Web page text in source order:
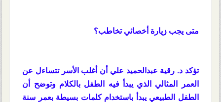
متى يجب زيارة أخصائي تخاطب؟
تؤكد د. رقية عبدالحميد علي أن أغلب الأسر تتساءل عن
العمر المثالي الذي يبدأ فيه الطفل بالكلام وتوضح أن
الطفل الطبيعي يبدأ باستخدام كلمات بسيطة بعمر سنة